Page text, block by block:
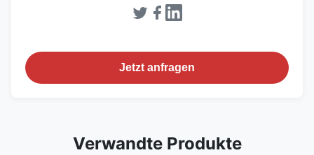
Jetzt anfragen
Verwandte Produkte